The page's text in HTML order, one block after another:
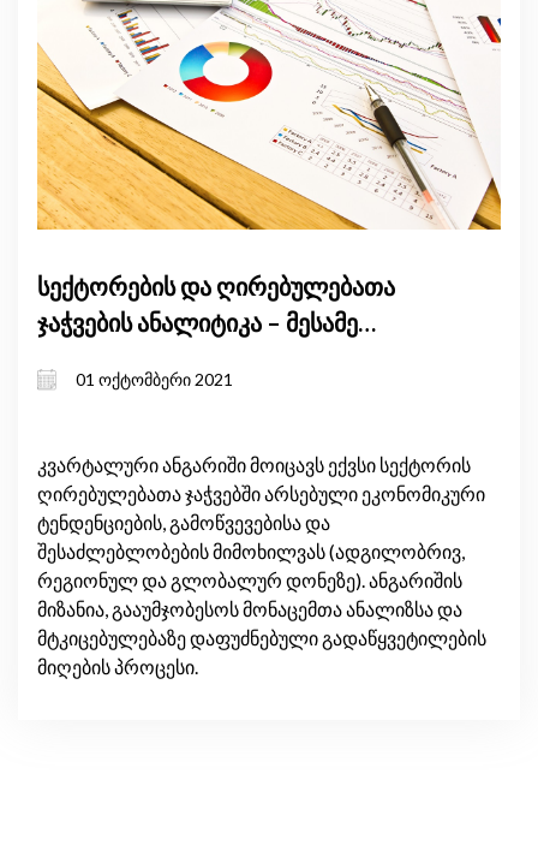
სექტორების და ღირებულებათა
ჯაჭვების ანალიტიკა – მესამე
01 ოქტომბერი 2021
კვარტალური ანგარიში მოიცავს ექვსი სექტორის
ღირებულებათა ჯაჭვებში არსებული ეკონომიკური
ტენდენციების, გამოწვევებისა და
შესაძლებლობების მიმოხილვას (ადგილობრივ,
რეგიონულ და გლობალურ დონეზე). ანგარიშის
მიზანია, გააუმჯობესოს მონაცემთა ანალიზსა და
მტკიცებულებაზე დაფუძნებული გადაწყვეტილების
მიღების პროცესი.